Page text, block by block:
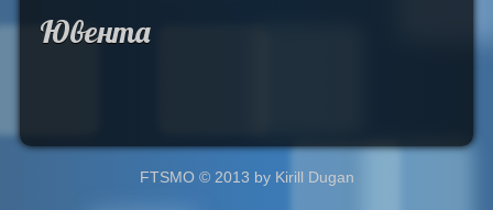
Ювента
FTSMO © 2013 by Kirill Dugan